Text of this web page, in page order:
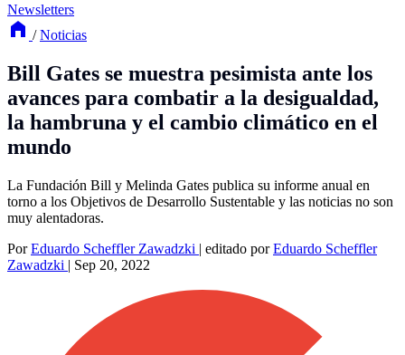
Newsletters
/ Noticias
Bill Gates se muestra pesimista ante los
avances para combatir a la desigualdad,
la hambruna y el cambio climático en el
mundo
La Fundación Bill y Melinda Gates publica su informe anual en
torno a los Objetivos de Desarrollo Sustentable y las noticias no son
muy alentadoras.
PorEduardo Scheffler Zawadzki | editado porEduardo Scheffler
Zawadzki | Sep 20, 2022